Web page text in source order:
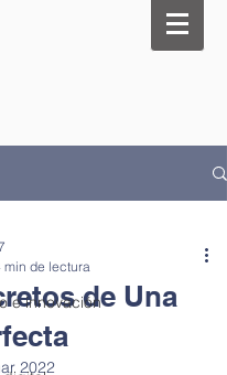
e innovaciónde Una
min de lectura
2022